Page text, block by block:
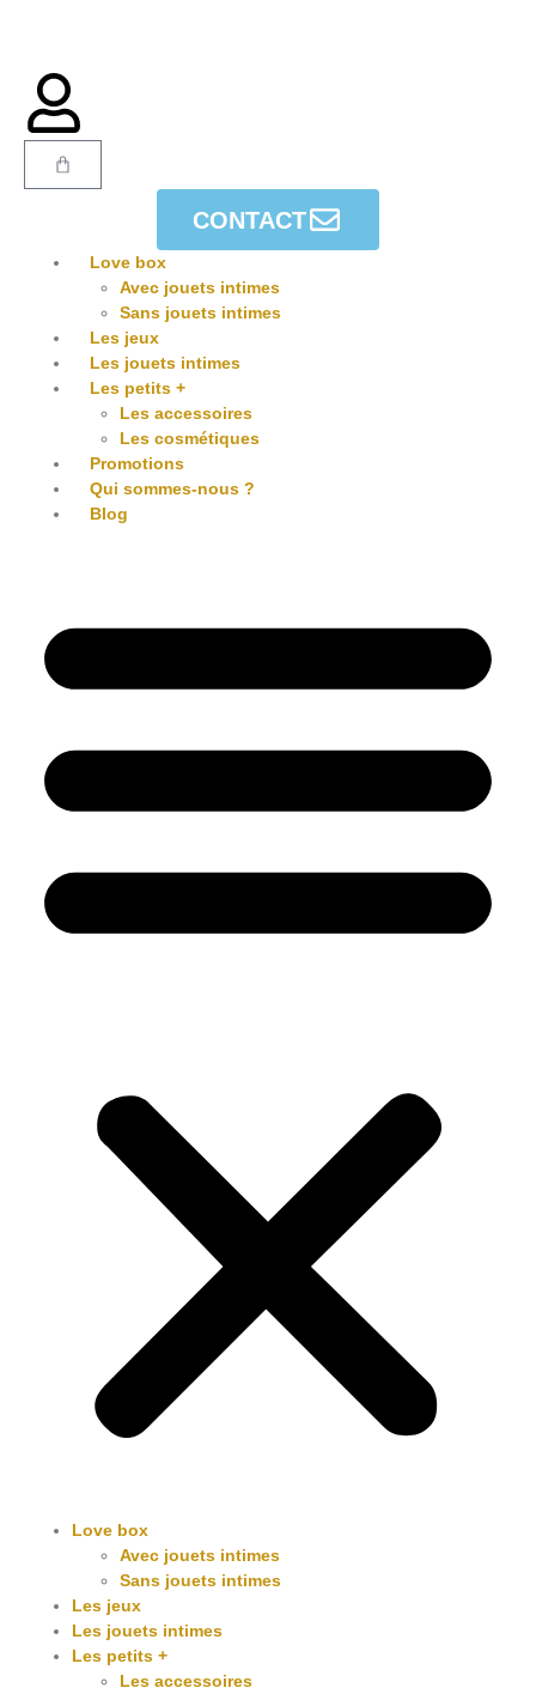
CONTACT
Love box
Avec jouets intimes
Sans jouets intimes
Les jeux
Les jouets intimes
Les petits +
Les accessoires
Les cosmétiques
Promotions
Qui sommes-nous ?
Blog
Love box
Avec jouets intimes
Sans jouets intimes
Les jeux
Les jouets intimes
Les petits +
Les accessoires